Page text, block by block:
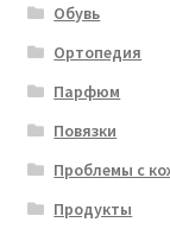
Обувь
Ортопедия
Парфюм
Повязки
Проблемы с
Продукты